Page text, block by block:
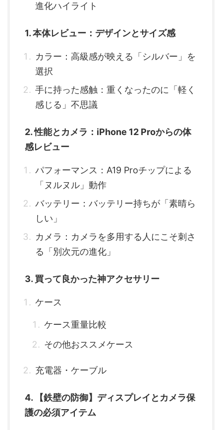
進化ハイライト
1. 本体レビュー：デザインとサイズ感
カラー：高級感が映える「シルバー」を
選択
手に持った感触：重くなったのに「軽く
感じる」不思議
2. 性能とカメラ：iPhone 12 Proからの体
感レビュー
パフォーマンス：A19 Proチップによる
「ヌルヌル」動作
バッテリー：バッテリー持ちが「素晴ら
しい」
カメラ：カメラを多用する人にこそ刺さ
る「別次元の進化」
3. 買って良かった神アクセサリー
ケース
ケース重量比較
その他おススメケース
充電器・ケーブル
4. 【鉄壁の防御】ディスプレイとカメラ保
護の必須アイテム